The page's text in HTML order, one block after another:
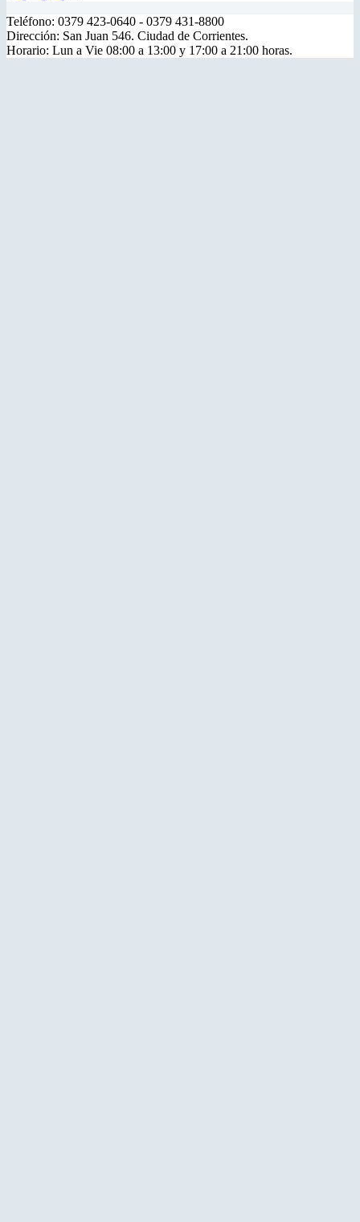
Teléfono: 0379 423-0640 - 0379 431-8800
Dirección: San Juan 546. Ciudad de Corrientes.
Horario: Lun a Vie 08:00 a 13:00 y 17:00 a 21:00 horas.